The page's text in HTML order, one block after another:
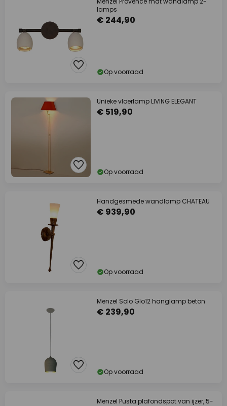
lamps
€ 244,90
Op voorraad
Unieke vloerlamp LIVING ELEGANT
€ 519,90
Op voorraad
Handgesmede wandlamp CHATEAU
€ 939,90
Op voorraad
Menzel Solo Glo12 hanglamp beton
€ 239,90
Op voorraad
Menzel Pusta plafondspot van ijzer, 5-